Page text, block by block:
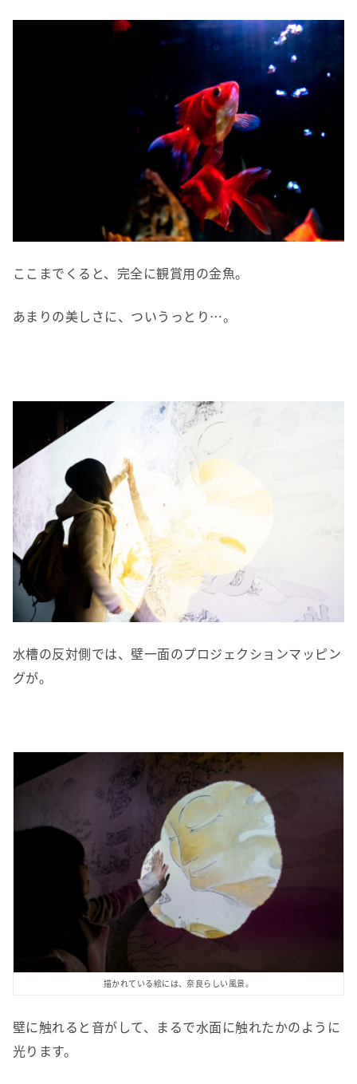
ここまでくると、完全に観賞用の金魚。
あまりの美しさに、ついうっとり…。
水槽の反対側では、壁一面のプロジェクションマッピン
グが。
描かれている絵には、奈良らしい風景。
壁に触れると音がして、まるで水面に触れたかのように
光ります。